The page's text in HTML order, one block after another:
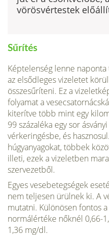
vörösvér­testek
Sűrítés
Képtelenség lenne
az elsődleges vizeletet
összesűríteni. Ez a
folyamat a
kiterítve több mint egy
99 száza­léka egy sor
vérkeringésbe, és
húgyanyagokat, többek
illeti, ezek a vizeletben
szervezetből.
Egyes vesebetegségek
nem teljesen ürülnek ki. A
mutatni. Különösen fon­tos
normálértéke nőknél 0,66-
1,36 mg/dl.